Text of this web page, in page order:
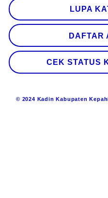
LUPA
DAFTAR
CEK STATUS
© 2024 Kadin Kabupaten